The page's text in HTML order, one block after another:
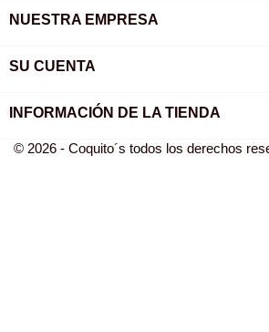
NUESTRA EMPRESA
SU CUENTA
INFORMACIÓN DE LA TIENDA
© 2026 - Coquito´s todos los derechos